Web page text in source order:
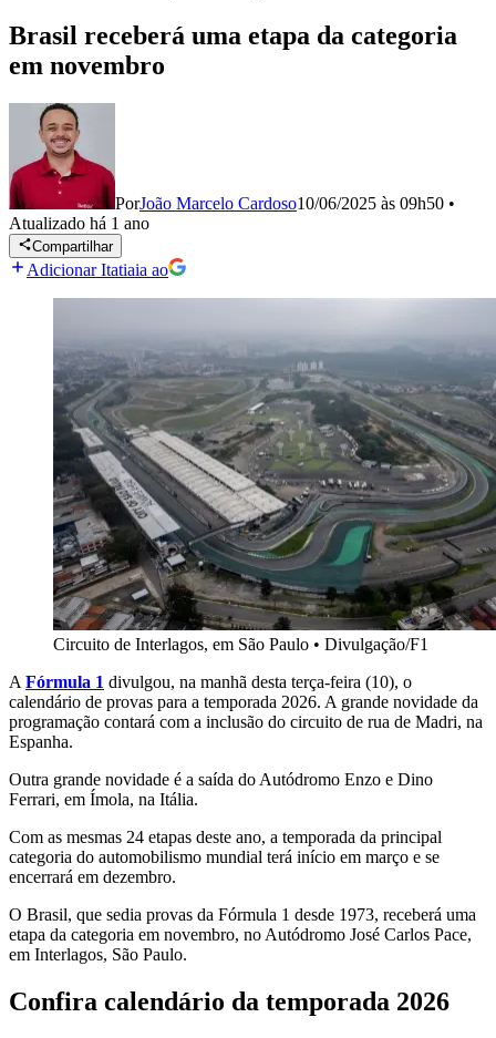
Brasil receberá uma etapa da categoria
em novembro
PorJoão Marcelo Cardoso10/06/2025 às 09h50 •
Atualizado há 1 ano
Compartilhar
Adicionar Itatiaia ao
Circuito de Interlagos, em São Paulo • Divulgação/F1
A Fórmula 1 divulgou, na manhã desta terça-feira (10), o
calendário de provas para a temporada 2026. A grande novidade da
programação contará com a inclusão do circuito de rua de Madri, na
Espanha.
Outra grande novidade é a saída do Autódromo Enzo e Dino
Ferrari, em Ímola, na Itália.
Com as mesmas 24 etapas deste ano, a temporada da principal
categoria do automobilismo mundial terá início em março e se
encerrará em dezembro.
O Brasil, que sedia provas da Fórmula 1 desde 1973, receberá uma
etapa da categoria em novembro, no Autódromo José Carlos Pace,
em Interlagos, São Paulo.
Confira calendário da temporada 2026